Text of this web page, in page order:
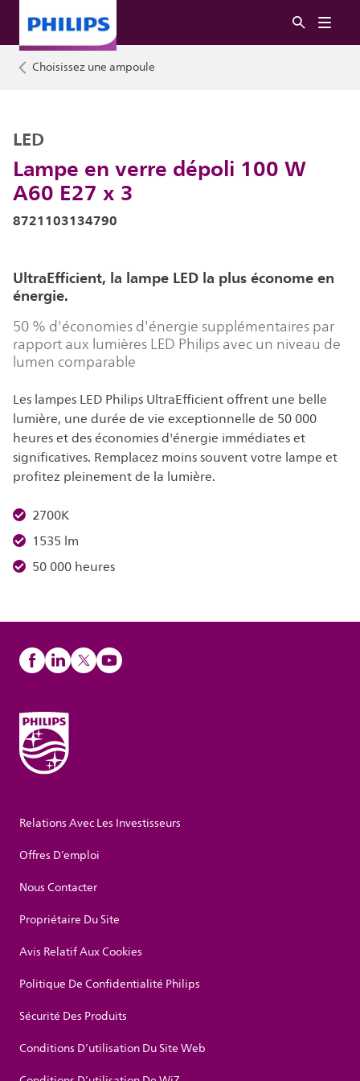
Choisissez une ampoule
Lampe en verre dépoli 100 W
A60 E27 x 3
LED
8721103134790
UltraEfficient, la lampe LED la plus économe en
énergie.
50 % d'économies d'énergie supplémentaires par
rapport aux lumières LED Philips avec un niveau de
lumen comparable
Les lampes LED Philips UltraEfficient offrent une belle
lumière, une durée de vie exceptionnelle de 50 000
heures et des économies d'énergie immédiates et
significatives. Remplacez moins souvent votre lampe et
profitez pleinement de la lumière.
2700K
1535 lm
50 000 heures
Relations Avec Les Investisseurs
Offres D’emploi
Nous Contacter
Propriétaire Du Site
Avis Relatif Aux Cookies
Politique De Confidentialité Philips
Sécurité Des Produits
Conditions D’utilisation Du Site Web